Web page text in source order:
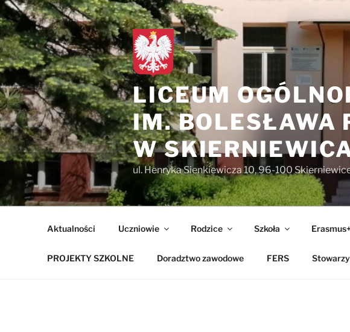
treści
Przejdź
do
treści
LICEUM
IM. BOLESŁAWA
W
ul. Henryka Sienkiewicza 10, 96-100
Aktualności Uczniowie Rodzice Szkoła
PROJEKTY SZKOLNE Doradztwo zawodowe FERS